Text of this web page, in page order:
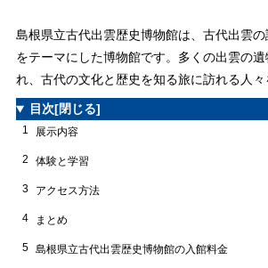
島根県立古代出雲歴史博物館は、古代出雲
をテーマにした博物館です。多くの出雲の
れ、古代の文化と歴史を知る旅に訪れる人々
目次[閉じる]
1 展示内容
2 体験と学習
3 アクセス方法
4 まとめ
5 島根県立古代出雲歴史博物館の入館料金